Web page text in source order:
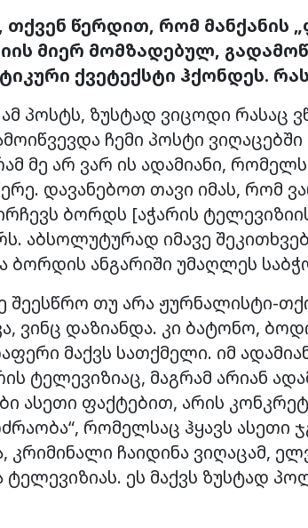
წერდით, რომ მანქანის
მიერ მომზადებულ,
ქვეტექსტი ჰქონდეს.
პოსტს, ზუსტად ვიცოდი რასაც
ჩემი პოსტი
მე არ ვარ ის ადამიანი,
დავანებოთ თავი იმას, რომ
ბორდს [აჭარის
აბსოლუტურად იმავე
ბორდის ანგარიში უმაღლეს
შეესწრო თუ არა ჟურნალისტი-
ვინც დაზიანდა. კი ბატონო,
მაქვს სათქმელი. იმ
ტელევიზიაც, მაგრამ არიან
ასეთი ფაქტებით, არის
რომელსაც ჰყავს ასეთი
კრიმინალი ჩაიდინა ვიღაცამ,
ეს მაქვს ზუსტად